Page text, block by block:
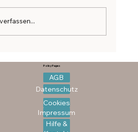
essen
Policy Pages
AGB
Datenschutz
Cookies
Impressum
Hilfe &